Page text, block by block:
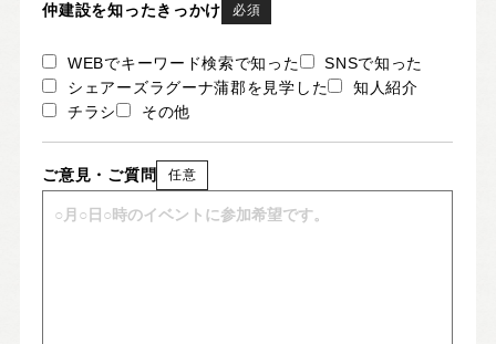
仲建設を知ったきっかけ 必須
WEBでキーワード検索で知った
SNSで知った
シェアーズラグーナ蒲郡を見学した
知人紹介
チラシ
その他
ご意見・ご質問 任意